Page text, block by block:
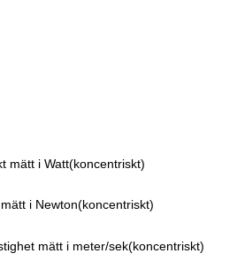
mätt i Watt(koncentriskt)
i Newton(koncentriskt)
mätt i meter/sek(koncentriskt)